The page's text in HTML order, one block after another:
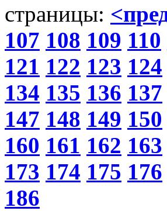
страницы:
107 108 109 110
121 122 123 124
134 135 136 137
147 148 149 150
160 161 162 163
173 174 175 176
186